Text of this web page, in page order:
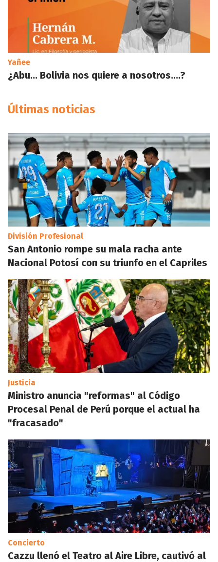
Yañee
¿Abu… Bolivia nos quiere a nosotros….?
Últimas noticias
División Profesional
San Antonio rompe su mala racha ante
Nacional Potosí con su triunfo en el Capriles
Justicia
Ministro anuncia "reformas" al Código
Procesal Penal de Perú porque el actual ha
"fracasado"
Concierto
Cazzu llenó el Teatro al Aire Libre, cautivó al